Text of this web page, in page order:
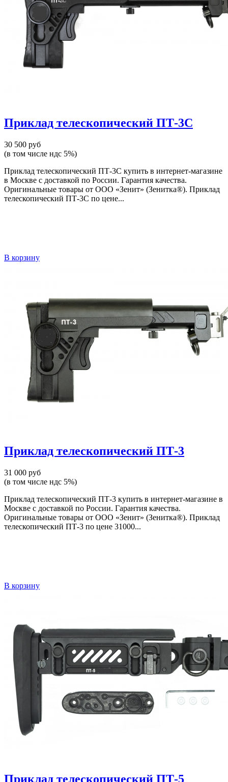
Приклад телескопический ПТ-3С
30 500 руб
(в том числе ндс 5%)
Приклад телескопический ПТ-3С купить в интернет-магазине
в Москве с доставкой по России. Гарантия качества.
Оригинальные товары от ООО «Зенит» (Зенитка®). Приклад
телескопический ПТ-3С по цене...
В корзину
Приклад телескопический ПТ-3
31 000 руб
(в том числе ндс 5%)
Приклад телескопический ПТ-3 купить в интернет-магазине в
Москве с доставкой по России. Гарантия качества.
Оригинальные товары от ООО «Зенит» (Зенитка®). Приклад
телескопический ПТ-3 по цене 31000...
В корзину
Приклад телескопический ПТ-5